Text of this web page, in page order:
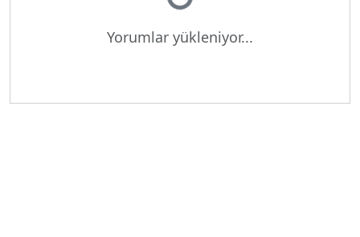
Yorumlar yükleniyor...